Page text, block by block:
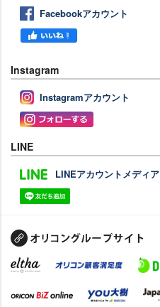
Facebookアカウント
Instagram
Instagramアカウント
LINE
LINEアカウントメディア